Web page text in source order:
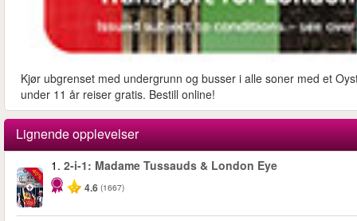
Kjør ubgrenset med undergrunn og busser i alle soner med et
under 11 år reiser gratis. Bestill online!
Lignende opplevelser
-40%
1. 2-i-1: Madame Tussauds & London Eye
4.6 (1667)